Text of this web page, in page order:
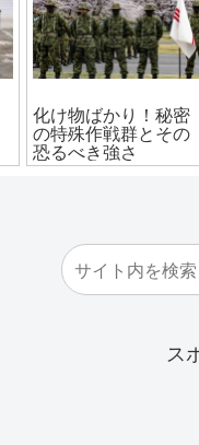
化け物ばかり！秘密
の特殊作戦群とその
恐るべき強さ
ス